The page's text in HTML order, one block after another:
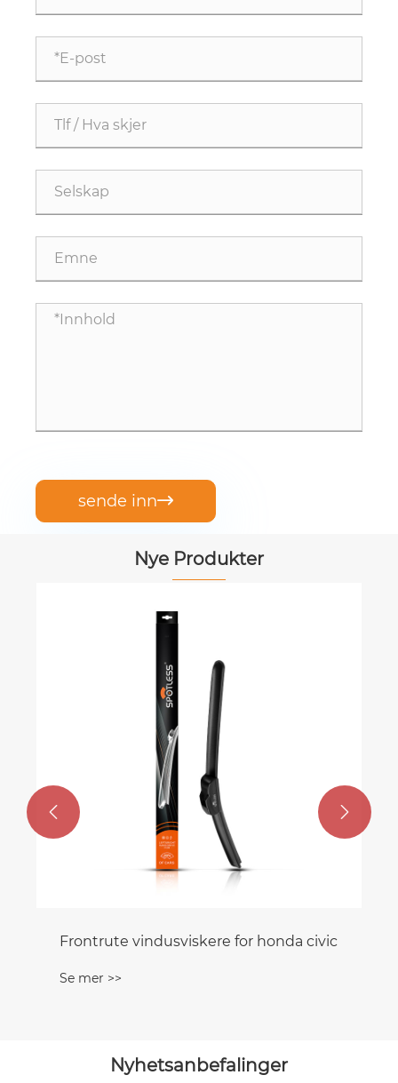
sende inn
Nye Produkter
civic
Se mer >>
 
Nyhetsanbefalinger